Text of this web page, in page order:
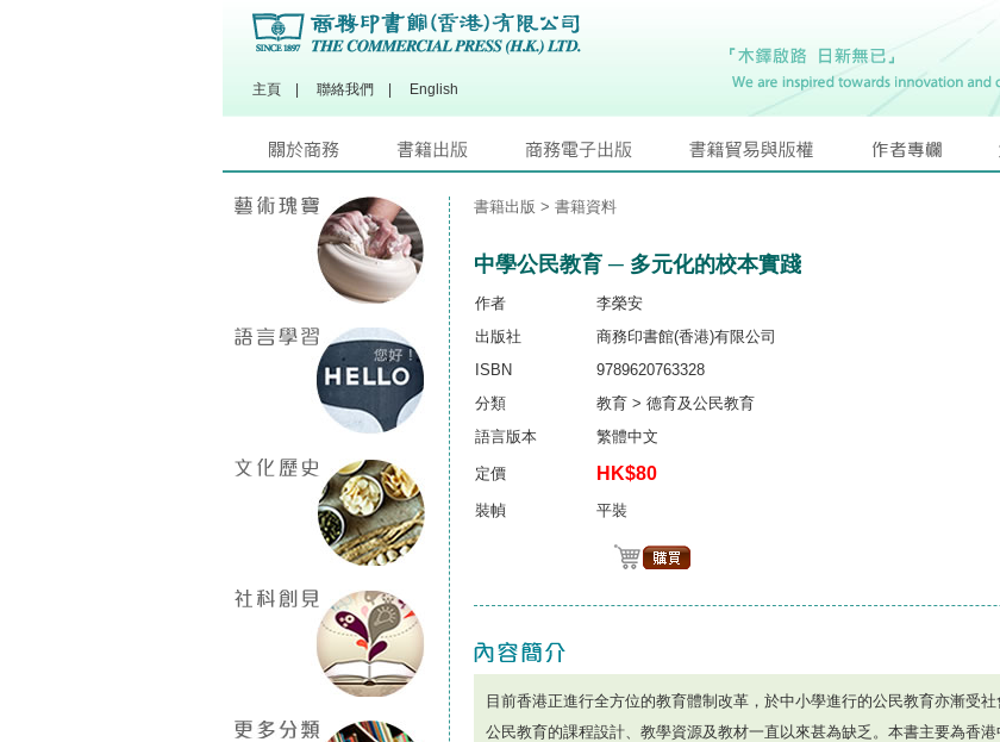
主頁 聯絡我們 English
書籍出版 > 書籍資料
中學公民教育 ─ 多元化的校本實踐
作者
李榮安
出版社
商務印書館(香港)有限公司
ISBN
9789620763328
分類
教育 > 德育及公民教育
語言版本
繁體中文
定價 HK$80
裝幀 平裝
目前香港正進行全方位的教育體制改革，於中小學進行的公民教育亦漸受
公民教育的課程設計、教學資源及教材一直以來甚為缺乏。本書主要為香